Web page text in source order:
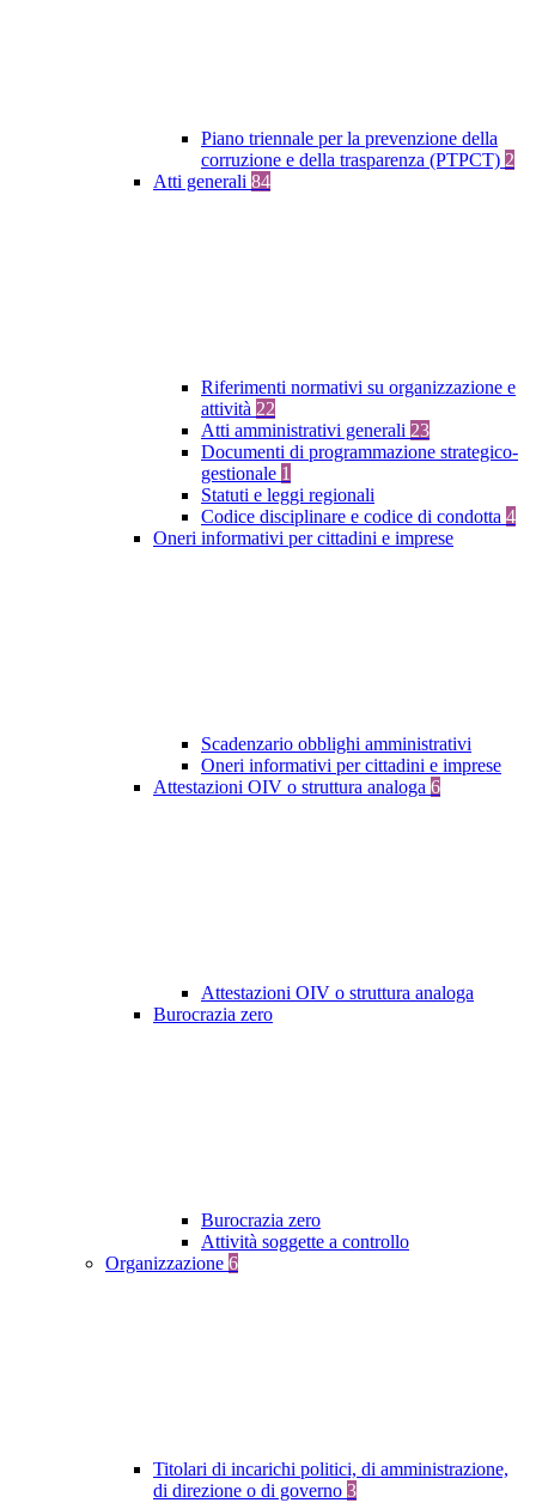
Piano triennale per la prevenzione della
corruzione e della trasparenza (PTPCT) 2
Atti generali 84
Riferimenti normativi su organizzazione e
attività 22
Atti amministrativi generali 23
Documenti di programmazione strategico-
gestionale 1
Statuti e leggi regionali
Codice disciplinare e codice di condotta 4
Oneri informativi per cittadini e imprese
Scadenzario obblighi amministrativi
Oneri informativi per cittadini e imprese
Attestazioni OIV o struttura analoga 6
Attestazioni OIV o struttura analoga
Burocrazia zero
Burocrazia zero
Attività soggette a controllo
Organizzazione 6
Titolari di incarichi politici, di amministrazione,
di direzione o di governo 3